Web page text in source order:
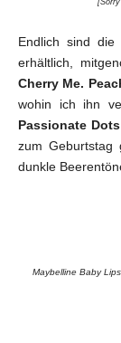
Endlich sind die
erhältlich,
Cherry Me.
wohin ich ihn
Passionate Dots
zum Geburtstag
dunkle
Maybelline Baby